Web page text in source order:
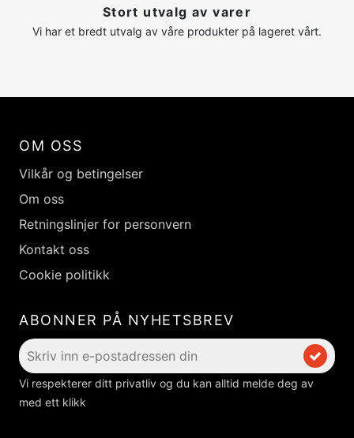
Stort utvalg av varer
Vi har et bredt utvalg av våre produkter på lageret vårt.
OM OSS
Vilkår og betingelser
Om oss
Retningslinjer for personvern
Kontakt oss
Cookie politikk
ABONNER PÅ NYHETSBREV
Vi respekterer ditt privatliv og du kan alltid melde deg av
med ett klikk